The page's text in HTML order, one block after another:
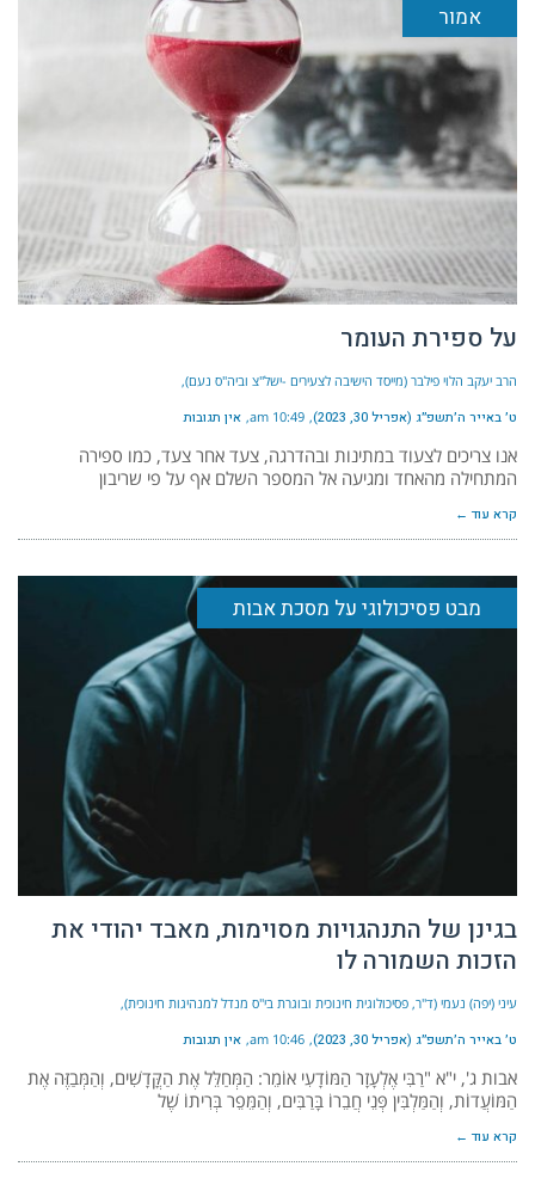
אמור
על ספירת העומר
הרב יעקב הלוי פילבר (מייסד הישיבה לצעירים -ישל"צ וביה"ס נעם)
ט׳ באייר ה׳תשפ״ג (אפריל 30, 2023) 10:49 am אין תגובות
אנו צריכים לצעוד במתינות ובהדרגה, צעד אחר צעד, כמו ספירה
המתחילה מהאחד ומגיעה אל המספר השלם אף על פי שריבון
קרא עוד ←
מבט פסיכולוגי על מסכת אבות
בגינן של התנהגויות מסוימות, מאבד יהודי את
הזכות השמורה לו
עיני (יפה) נעמי (ד"ר, פסיכולוגית חינוכית ובוגרת בי"ס מנדל למנהיגות חינוכית)
ט׳ באייר ה׳תשפ״ג (אפריל 30, 2023) 10:46 am אין תגובות
אבות ג', י"א "רַבִּי אֶלְעָזָר הַמּוֹדָעִי אוֹמֵר: הַמְּחַלֵּל אֶת הַקֳּדָשִׁים, וְהַמְּבַזֶּה אֶת
הַמּוֹעֲדוֹת, וְהַמַּלְבִּין פְּנֵי חֲבֵרוֹ בָּרַבִּים, וְהַמֵּפֵר בְּרִיתוֹ שֶׁל
קרא עוד ←